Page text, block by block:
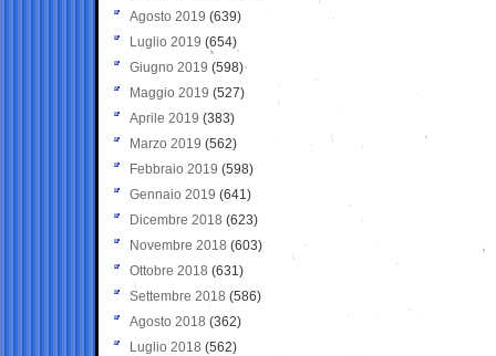
Agosto 2019 (639)
Luglio 2019 (654)
Giugno 2019 (598)
Maggio 2019 (527)
Aprile 2019 (383)
Marzo 2019 (562)
Febbraio 2019 (598)
Gennaio 2019 (641)
Dicembre 2018 (623)
Novembre 2018 (603)
Ottobre 2018 (631)
Settembre 2018 (586)
Agosto 2018 (362)
Luglio 2018 (562)